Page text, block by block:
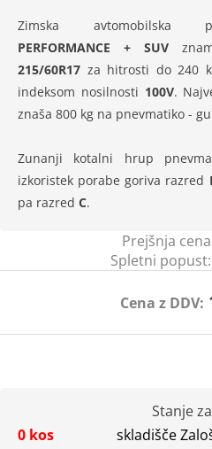
Zimska avtomobilska
PERFORMANCE + SUV
215/60R17 za hitrosti do 240
indeksom nosilnosti 100V.
znaša 800 kg na pnevmatiko -
Zunanji kotalni hrup
izkoristek porabe goriva razred
pa razred C.
Prejšnja
Spletni popust:
Cena z DDV:
Stanje
0 kos
skladišče